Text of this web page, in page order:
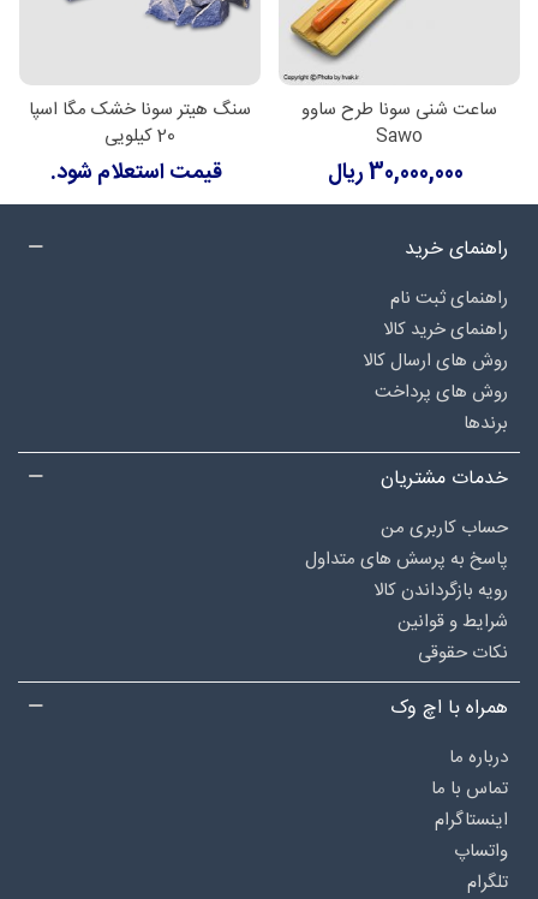
ساعت شنی سونا طرح ساوو
Sawo
30,000,000 ریال
سنگ هیتر سونا خشک مگا اسپا
20 کیلویی
قیمت استعلام شود.
راهنمای خرید
راهنمای ثبت نام
راهنمای خرید کالا
روش های ارسال کالا
روش های پرداخت
برندها
خدمات مشتریان
حساب کاربری من
پاسخ به پرسش های متداول
رویه بازگرداندن کالا
شرایط و قوانین
نکات حقوقی
همراه با اچ وک
درباره‌ ما
تماس با ما
اینستاگرام
واتساپ
تلگرام